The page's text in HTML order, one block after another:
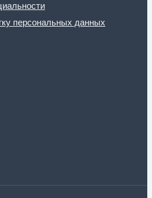
персональных данных